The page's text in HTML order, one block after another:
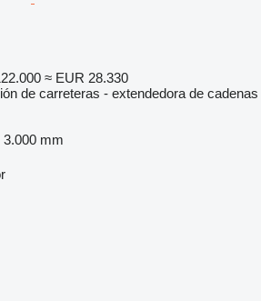
≈ EUR 28.330
de carreteras - extendedora de cadenas
3.000 mm